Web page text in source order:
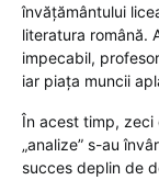
învățământului
literatura română.
impecabil,
iar piața muncii
În acest timp, zeci
„analize” s-au
succes deplin de